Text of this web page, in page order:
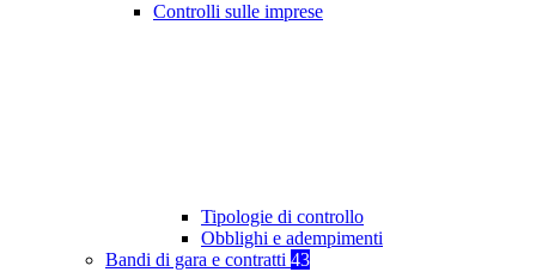
Controlli sulle imprese
Tipologie di controllo
Obblighi e adempimenti
Bandi di gara e contratti 43